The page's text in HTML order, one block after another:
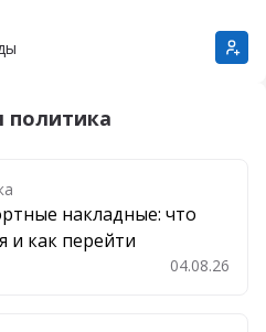
политика
накладные: что
и как перейти
04.08.26